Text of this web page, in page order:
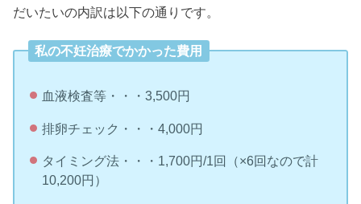
だいたいの内訳は以下の通りです。
私の不妊治療でかかった費用
血液検査等・・・3,500円
排卵チェック・・・4,000円
タイミング法・・・1,700円/1回（×6回なので計
10,200円）